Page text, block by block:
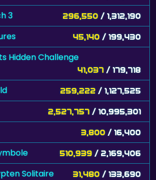
3 296,550 / 1,312,190
45,140 / 199,430
Hidden Challenge
41,037 / 179,718
259,222 / 1,127,525
2,527,757 / 10,995,301
3,800 / 16,400
510,939 / 2,169,406
Solitaire 31,480 / 133,690